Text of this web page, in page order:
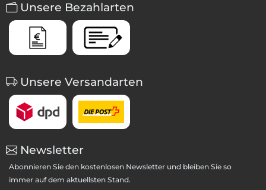
Unsere Bezahlarten
Unsere Versandarten
Newsletter
Abonnieren Sie den kostenlosen Newsletter und bleiben Sie so
immer auf dem aktuellsten Stand.